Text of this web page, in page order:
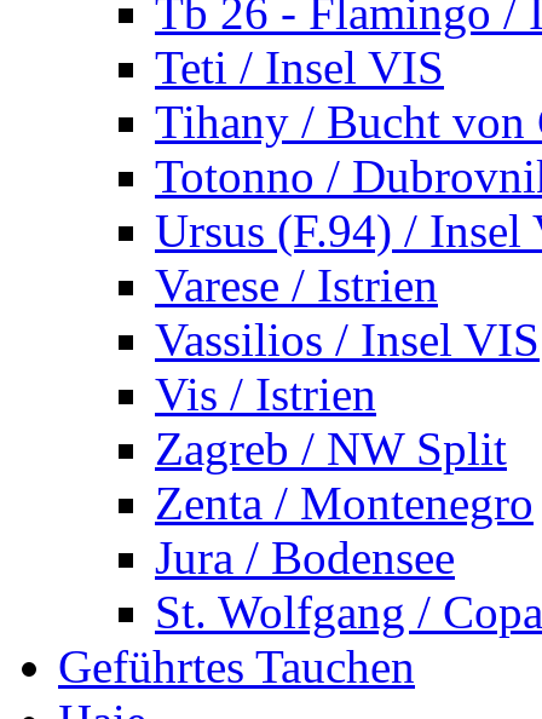
Tb 26 - Flamingo /
Teti / Insel VIS
Tihany / Bucht von
Totonno /
Ursus (F.94) / Insel
Varese / Istrien
Vassilios / Insel VIS
Vis / Istrien
Zagreb / NW Split
Zenta / Montenegro
Jura / Bodensee
St. Wolfgang /
Geführtes Tauchen